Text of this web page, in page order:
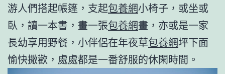
游人們搭起帳篷，支起包養網小椅子，或坐或
臥，讀一本書，畫一張包養網畫，亦或是一家
長幼享用野餐，小伴侶在年夜草包養網坪下面
愉快撒歡，處處都是一番舒服的休閑時間。